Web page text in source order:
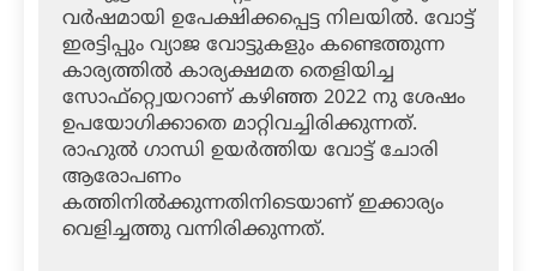
വര്‍ഷമായി ഉപേക്ഷിക്കപ്പെട്ട നിലയില്‍. വോട്ട്
ഇരട്ടിപ്പും വ്യാജ വോട്ടുകളും കണ്ടെത്തുന്ന
കാര്യത്തില്‍ കാര്യക്ഷമത തെളിയിച്ച
സോഫ്‌റ്റ്വെയറാണ് കഴിഞ്ഞ 2022 നു ശേഷം
ഉപയോഗിക്കാതെ മാറ്റിവച്ചിരിക്കുന്നത്.
രാഹുല്‍ ഗാന്ധി ഉയര്‍ത്തിയ വോട്ട് ചോരി
ആരോപണം
കത്തിനില്‍ക്കുന്നതിനിടെയാണ് ഇക്കാര്യം
വെളിച്ചത്തു വന്നിരിക്കുന്നത്.